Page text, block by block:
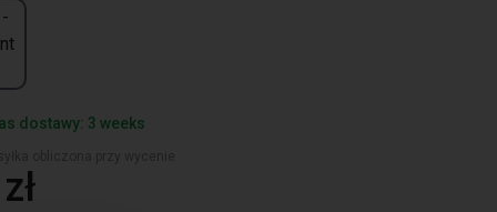
dostawy: 3 weeks